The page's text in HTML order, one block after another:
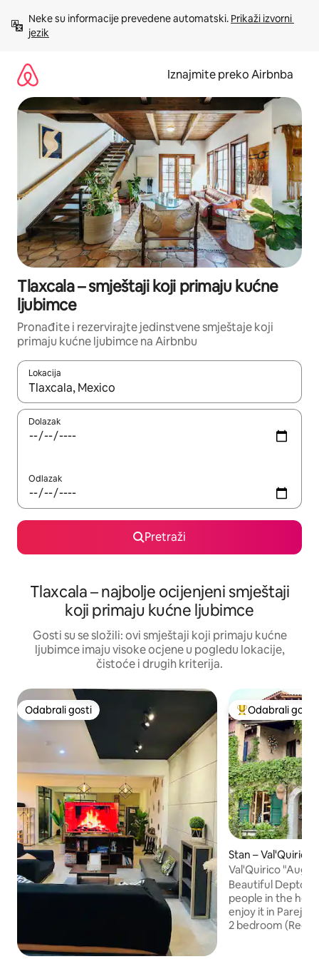
sadržaj
Neke su informacije prevedene automatski. Prikaži izvorni
jezik
Iznajmite preko Airbnba
Tlaxcala – smještaji koji primaju kućne
ljubimce
Pronađite i rezervirajte jedinstvene smještaje koji
primaju kućne ljubimce na Airbnbu
Lokacija
Kada budu dostupni rezultati, moći ćete ih pregledati
Dolazak
Odlazak
Pretraži
Tlaxcala – najbolje ocijenjeni smještaji
koji primaju kućne ljubimce
Gosti su se složili: ovi smještaji koji primaju kućne
ljubimce imaju visoke ocjene u pogledu lokacije,
čistoće i drugih kriterija.
Odabrali gosti
Odabrali gosti Među najviše
Odabrali gosti
Stan – Val'Quirico
Val'Quirico
kreveta
Beautiful Depto
people in the
enjoy it in Pareja,
2 bedroom (Rec.